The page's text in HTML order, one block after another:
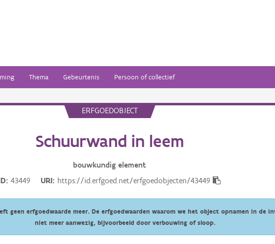
Thema Gebeurtenis Persoon of collectief
ERFGOEDOBJECT
Schuurwand in leem
bouwkundig element
43449 URI https://id.erfgoed.net/erfgoedobjecten/43449
geen erfgoedwaarde meer. De erfgoedwaarden waarom we het object opnamen in de
niet meer aanwezig, bijvoorbeeld door verbouwing of sloop.